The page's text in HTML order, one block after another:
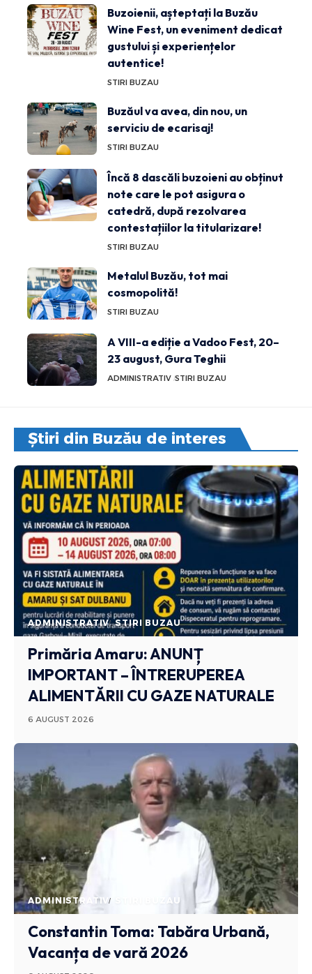
Buzoienii, așteptați la Buzău
Wine Fest, un eveniment dedicat
gustului și experiențelor
autentice!
STIRI BUZAU
Buzăul va avea, din nou, un
serviciu de ecarisaj!
STIRI BUZAU
Încă 8 dascăli buzoieni au obținut
note care le pot asigura o
catedră, după rezolvarea
contestațiilor la titularizare!
STIRI BUZAU
Metalul Buzău, tot mai
cosmopolită!
STIRI BUZAU
A VIII-a ediție a Vadoo Fest, 20–
23 august, Gura Teghii
ADMINISTRATIV STIRI BUZAU
Știri din Buzău de interes
ADMINISTRATIV STIRI BUZAU
Primăria Amaru: ANUNȚ
IMPORTANT – ÎNTRERUPEREA
ALIMENTĂRII CU GAZE NATURALE
6 AUGUST 2026
ADMINISTRATIV STIRI BUZAU
Constantin Toma: Tabăra Urbană,
Vacanța de vară 2026